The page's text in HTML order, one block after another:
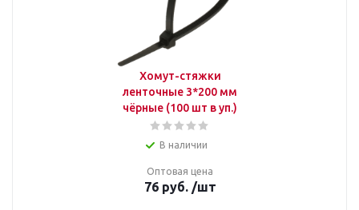
Хомут-стяжки
ленточные 3*200 мм
чёрные (100 шт в уп.)
В наличии
Оптовая цена
76руб. /шт